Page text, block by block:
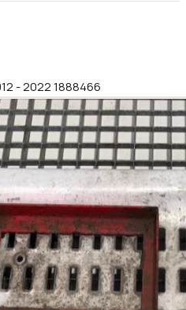
- 2022 1888466